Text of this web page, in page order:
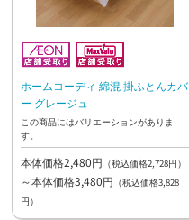
ホームコーディ 綿混 掛ふとんカバ
ー グレージュ
この商品にはバリエーションがありま
す。
本体価格2,480円 （税込価格2,728円）
～本体価格3,480円 （税込価格3,828
円）